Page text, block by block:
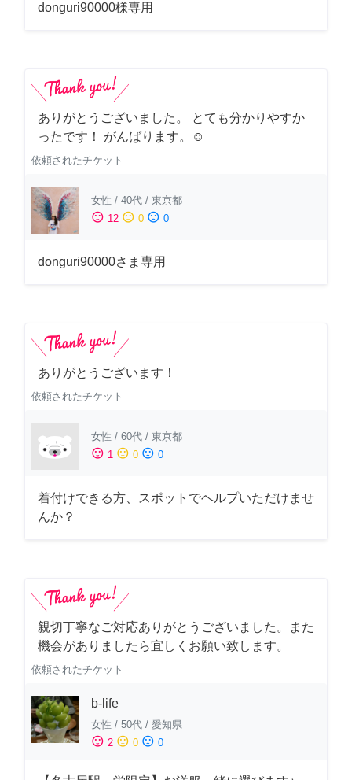
donguri90000様専用
ありがとうございました。 とても分かりやすか
ったです！ がんばります。☺️
依頼されたチケット
女性 / 40代 / 東京都
sentiment_satisfied 12 sentiment_neutral 0 sentiment_dissatisfied 0
donguri90000さま専用
ありがとうございます！
依頼されたチケット
女性 / 60代 / 東京都
sentiment_satisfied 1 sentiment_neutral 0 sentiment_dissatisfied 0
着付けできる方、スポットでヘルプいただけませ
んか？
親切丁寧なご対応ありがとうございました。また
機会がありましたら宜しくお願い致します。
依頼されたチケット
b-life
女性 / 50代 / 愛知県
sentiment_satisfied 2 sentiment_neutral 0 sentiment_dissatisfied 0